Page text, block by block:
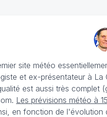
site météo
et ex-présentateur à
est aussi très complet
Les prévisions météo à
en fonction de